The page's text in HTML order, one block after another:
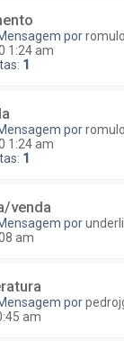
por
1:24 am
1
por
1:24 am
1
venda
por
am
por
am